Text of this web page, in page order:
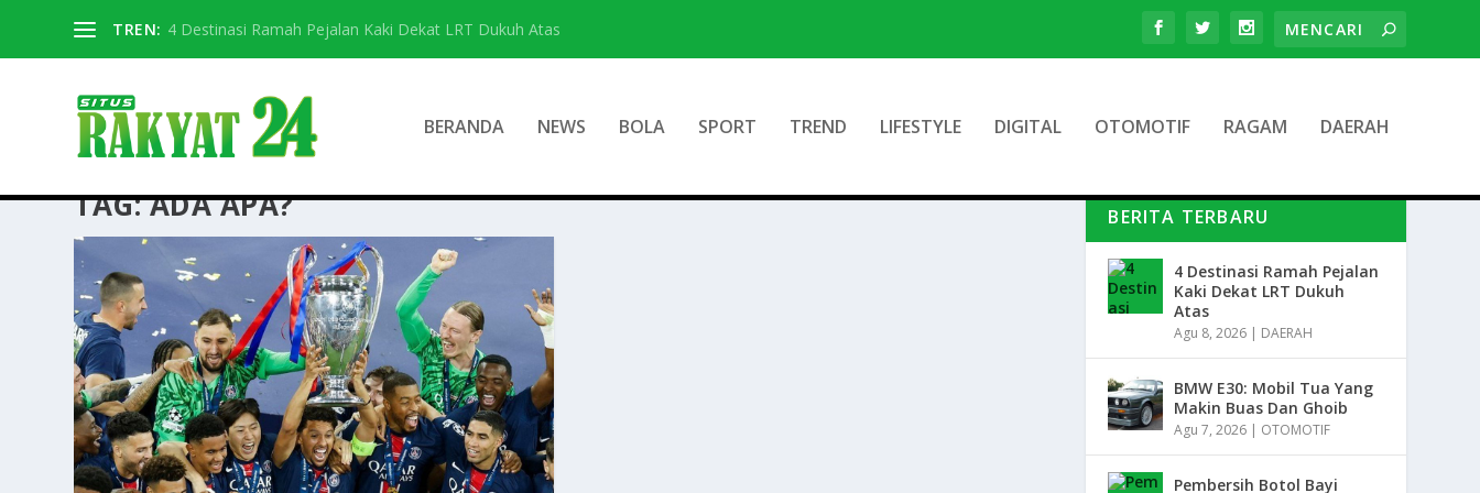
TREN: 4 Destinasi Ramah Pejalan Kaki Dekat LRT Dukuh Atas
BERANDA NEWS BOLA SPORT TREND LIFESTYLE DIGITAL OTOMOTIF RAGAM DAERAH
TAG:ADA APA? BERITA TERBARU
4 Destinasi Ramah Pejalan
Kaki Dekat LRT Dukuh
Atas
Agu 8, 2026 | DAERAH
BMW E30: Mobil Tua Yang
Makin Buas Dan Ghoib
Agu 7, 2026 | OTOMOTIF
Pembersih Botol Bayi